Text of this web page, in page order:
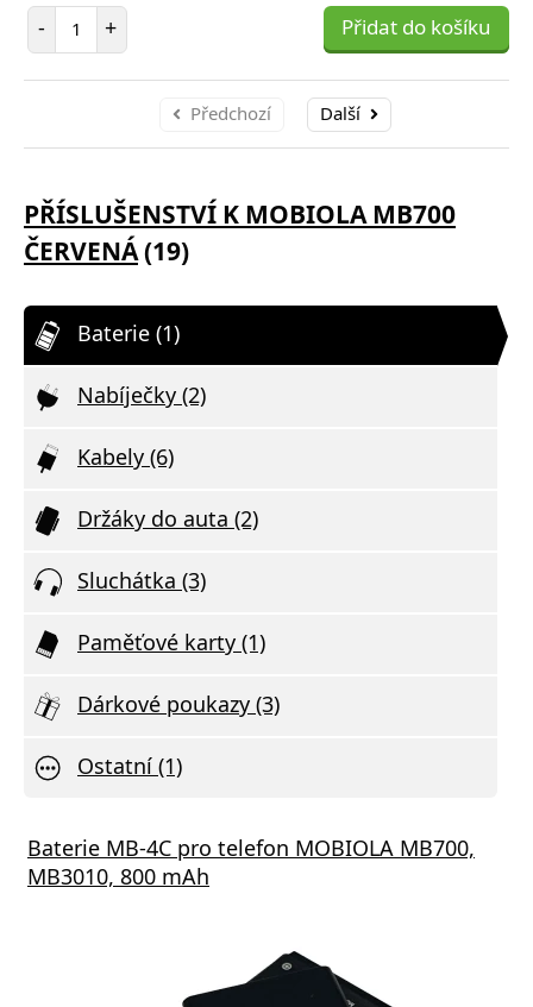
- Počet položek
+ Přidat do košíku
Předchozí Další
PŘÍSLUŠENSTVÍ K MOBIOLA MB700
ČERVENÁ(19)
Baterie (1)
Nabíječky (2)
Kabely (6)
Držáky do auta (2)
Sluchátka (3)
Paměťové karty (1)
Dárkové poukazy (3)
Ostatní (1)
Baterie MB-4C pro telefon MOBIOLA MB700,
MB3010, 800 mAh